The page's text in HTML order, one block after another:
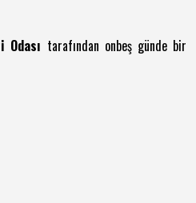
Odası tarafından onbeş günde bir